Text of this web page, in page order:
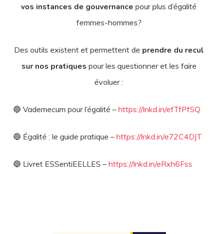
vos instances de gouvernance pour plus d’égalité
femmes-hommes?
Des outils existent et permettent de prendre du recul
sur nos pratiques pour les questionner et les faire
évoluer :
🔵 Vademecum pour l’égalité – https://lnkd.in/efTfPfSQ
🔵 Égalité : le guide pratique – https://lnkd.in/e72C4DJT
🔵 Livret ESSentiEELLES – https://lnkd.in/eRxh6Fss